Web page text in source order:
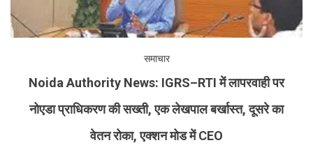
समाचार
Noida Authority News: IGRS–RTI में लापरवाही पर
नोएडा प्राधिकरण की सख्ती, एक लेखपाल बर्खास्त, दूसरे का
वेतन रोका, एक्शन मोड में CEO